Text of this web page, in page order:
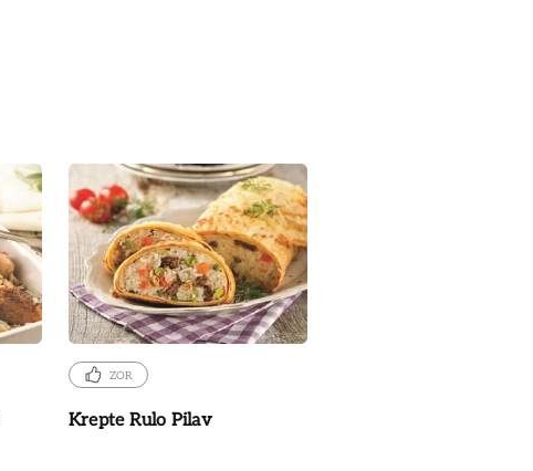
ZOR
Krepte Rulo Pilav